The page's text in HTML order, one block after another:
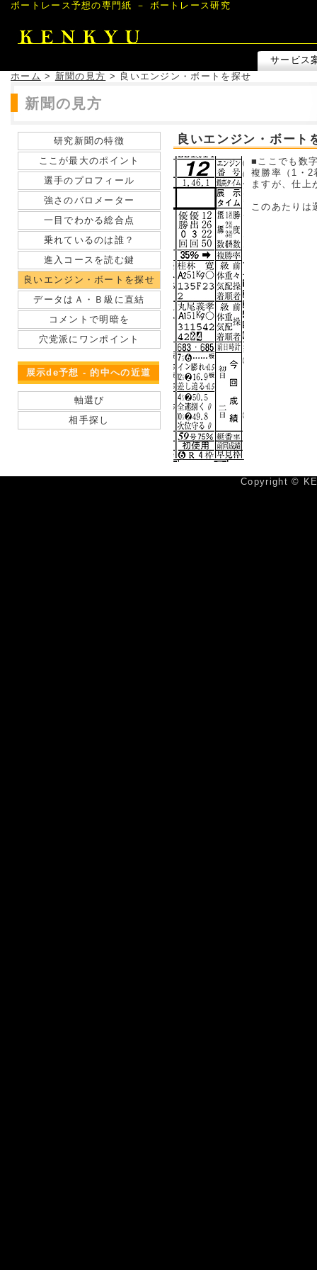
ボートレース予想の専門紙 － ボートレース研究
サービス
ホーム > 新聞の見方 > 良いエンジン・ボートを探せ
新聞の見方
良いエンジン・ボート
■ここでも数
複勝率（1・2
ますが、仕上
このあたりは
研究新聞の特徴
ここが最大のポイント
選手のプロフィール
強さのバロメーター
一目でわかる総合点
乗れているのは誰？
進入コースを読む鍵
良いエンジン・ボートを探せ
データはＡ・Ｂ級に直結
コメントで明暗を
穴党派にワンポイント
展示de予想 - 的中への近道
軸選び
相手探し
Copyright ©